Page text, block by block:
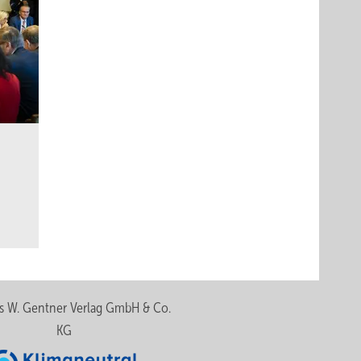
Gentner Verlag GmbH & Co.
KG